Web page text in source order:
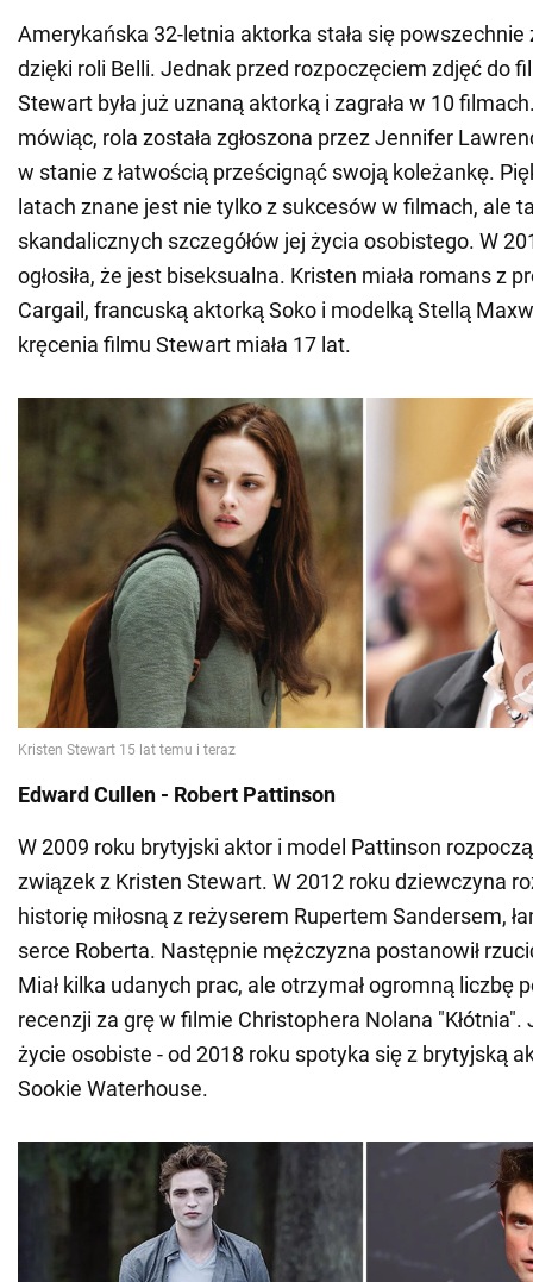
Amerykańska 32-letnia aktorka stała się powszechnie
dzięki roli Belli. Jednak przed rozpoczęciem zdjęć do
Stewart była już uznaną aktorką i zagrała w 10
mówiąc, rola została zgłoszona przez Jennifer
w stanie z łatwością prześcignąć swoją koleżankę.
latach znane jest nie tylko z sukcesów w filmach, ale
skandalicznych szczegółów jej życia osobistego. W
ogłosiła, że jest biseksualna. Kristen miała romans z
Cargail, francuską aktorką Soko i modelką Stellą
kręcenia filmu Stewart miała 17 lat.
Edward Cullen - Robert Pattinson
W 2009 roku brytyjski aktor i model Pattinson
związek z Kristen Stewart. W 2012 roku dziewczyna
historię miłosną z reżyserem Rupertem Sandersem,
serce Roberta. Następnie mężczyzna postanowił
Miał kilka udanych prac, ale otrzymał ogromną liczbę
recenzji za grę w filmie Christophera Nolana "Kłótnia".
życie osobiste - od 2018 roku spotyka się z brytyjską
Sookie Waterhouse.